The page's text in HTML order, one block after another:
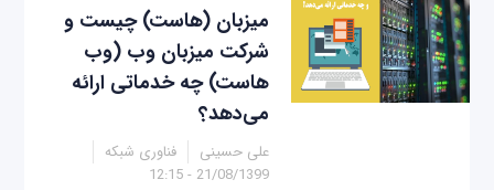
میزبان (هاست) چیست و
شرکت میزبان وب (وب
‌هاست) چه خدماتی ارائه
می‌دهد؟
علی حسینی
فناوری شبکه
21/08/1399 - 12:15